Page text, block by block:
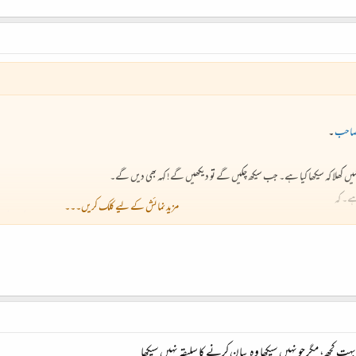
۔
نہیں کھلا کہ سیکھا کیا ہے۔ جب سیکھ چکیں گے تو دیکھیں گے! کہہ بھی دیں گے۔
کہ
ہوتی ہوں، جیسے ریاضی سیکھنا، عربی سیکھنا، تیرنا سیکھنا، کھانا پکانا سینا پرونا سیکھنا، کمپیوٹر سیکھنا۔ سب
یا اُڑ گیا؟ کہنا بہت مشکل ہے! پہلے اس کا ادراک تو ہو! کون جانے اہلِ ادراک اسی کو ’’آخری سانس‘‘ کہتے
مزید نمائش کے لیے کلک کریں۔۔۔